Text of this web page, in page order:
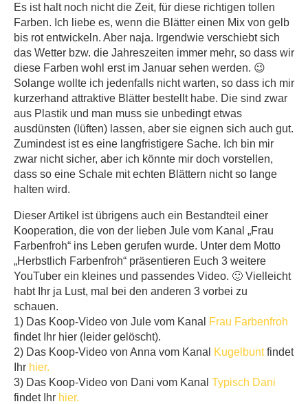
Es ist halt noch nicht die Zeit, für diese richtigen tollen
Farben. Ich liebe es, wenn die Blätter einen Mix von gelb
bis rot entwickeln. Aber naja. Irgendwie verschiebt sich
das Wetter bzw. die Jahreszeiten immer mehr, so dass wir
diese Farben wohl erst im Januar sehen werden. 😉
Solange wollte ich jedenfalls nicht warten, so dass ich mir
kurzerhand attraktive Blätter bestellt habe. Die sind zwar
aus Plastik und man muss sie unbedingt etwas
ausdünsten (lüften) lassen, aber sie eignen sich auch gut.
Zumindest ist es eine langfristigere Sache. Ich bin mir
zwar nicht sicher, aber ich könnte mir doch vorstellen,
dass so eine Schale mit echten Blättern nicht so lange
halten wird.
Dieser Artikel ist übrigens auch ein Bestandteil einer
Kooperation, die von der lieben Jule vom Kanal „Frau
Farbenfroh“ ins Leben gerufen wurde. Unter dem Motto
„Herbstlich Farbenfroh“ präsentieren Euch 3 weitere
YouTuber ein kleines und passendes Video. 🙂 Vielleicht
habt Ihr ja Lust, mal bei den anderen 3 vorbei zu
schauen.
1) Das Koop-Video von Jule vom Kanal
Frau Farbenfroh
findet Ihr hier (leider gelöscht).
2) Das Koop-Video von Anna vom Kanal
Kugelbuntfindet
Ihr hier.
3) Das Koop-Video von Dani vom Kanal Typisch Dani
findet Ihr hier.